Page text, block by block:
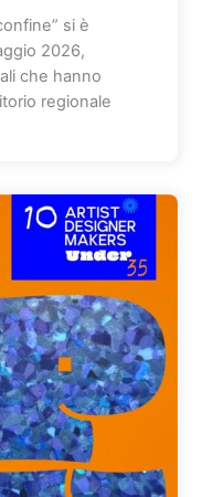
si è
2026,
che hanno
regionale